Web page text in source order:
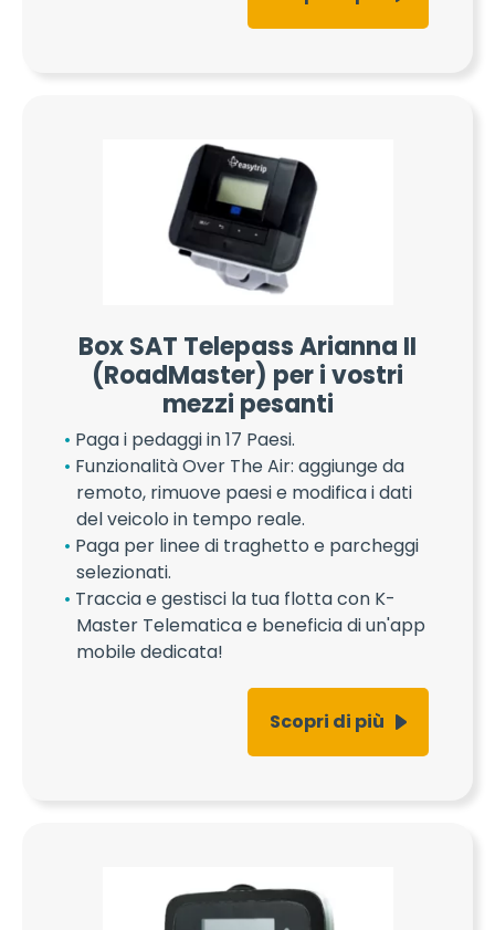
Box SAT Telepass Arianna II
(RoadMaster) per i vostri
mezzi pesanti
Paga i pedaggi in 17 Paesi.
Funzionalità Over The Air: aggiunge da
remoto, rimuove paesi e modifica i dati
del veicolo in tempo reale.
Paga per linee di traghetto e parcheggi
selezionati.
Traccia e gestisci la tua flotta con K-
Master Telematica e beneficia di un'app
mobile dedicata!
Scopri di più